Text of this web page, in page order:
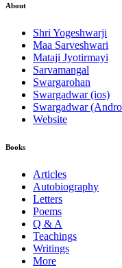
About
Shri Yogeshwarji
Maa Sarveshwari
Mataji Jyotirmayi
Sarvamangal
Swargarohan
Swargadwar (ios)
Swargadwar
Website
Books
Articles
Autobiography
Letters
Poems
Q & A
Teachings
Writings
More